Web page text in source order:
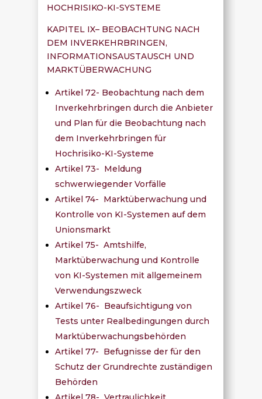
HOCHRISIKO-KI-SYSTEME
KAPITEL IX– BEOBACHTUNG NACH
DEM INVERKEHRBRINGEN,
INFORMATIONSAUSTAUSCH UND
MARKTÜBERWACHUNG
Artikel 72- Beobachtung nach dem
Inverkehrbringen durch die Anbieter
und Plan für die Beobachtung nach
dem Inverkehrbringen für
Hochrisiko-KI-Systeme
Artikel 73- Meldung
schwerwiegender Vorfälle
Artikel 74- Marktüberwachung und
Kontrolle von KI-Systemen auf dem
Unionsmarkt
Artikel 75- Amtshilfe,
Marktüberwachung und Kontrolle
von KI-Systemen mit allgemeinem
Verwendungszweck
Artikel 76- Beaufsichtigung von
Tests unter Realbedingungen durch
Marktüberwachungsbehörden
Artikel 77- Befugnisse der für den
Schutz der Grundrechte zuständigen
Behörden